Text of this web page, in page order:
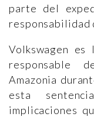
parte del
responsabilidad
Volkswagen es
responsable
Amazonia
esta
implicaciones